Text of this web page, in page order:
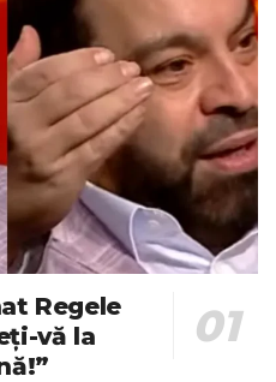
Regele
vă la